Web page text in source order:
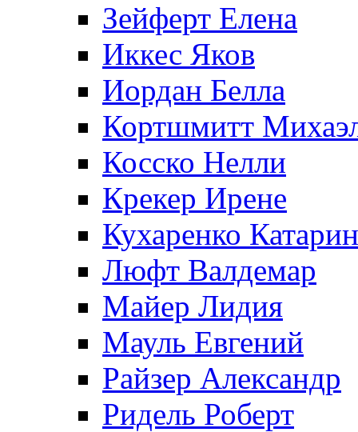
Зейферт Елена
Иккес Яков
Иордан Белла
Кортшмитт
Косско Нелли
Крекер Ирене
Кухаренко
Люфт Валдемaр
Майер Лидия
Мауль Евгений
Райзер Александр
Ридель Роберт